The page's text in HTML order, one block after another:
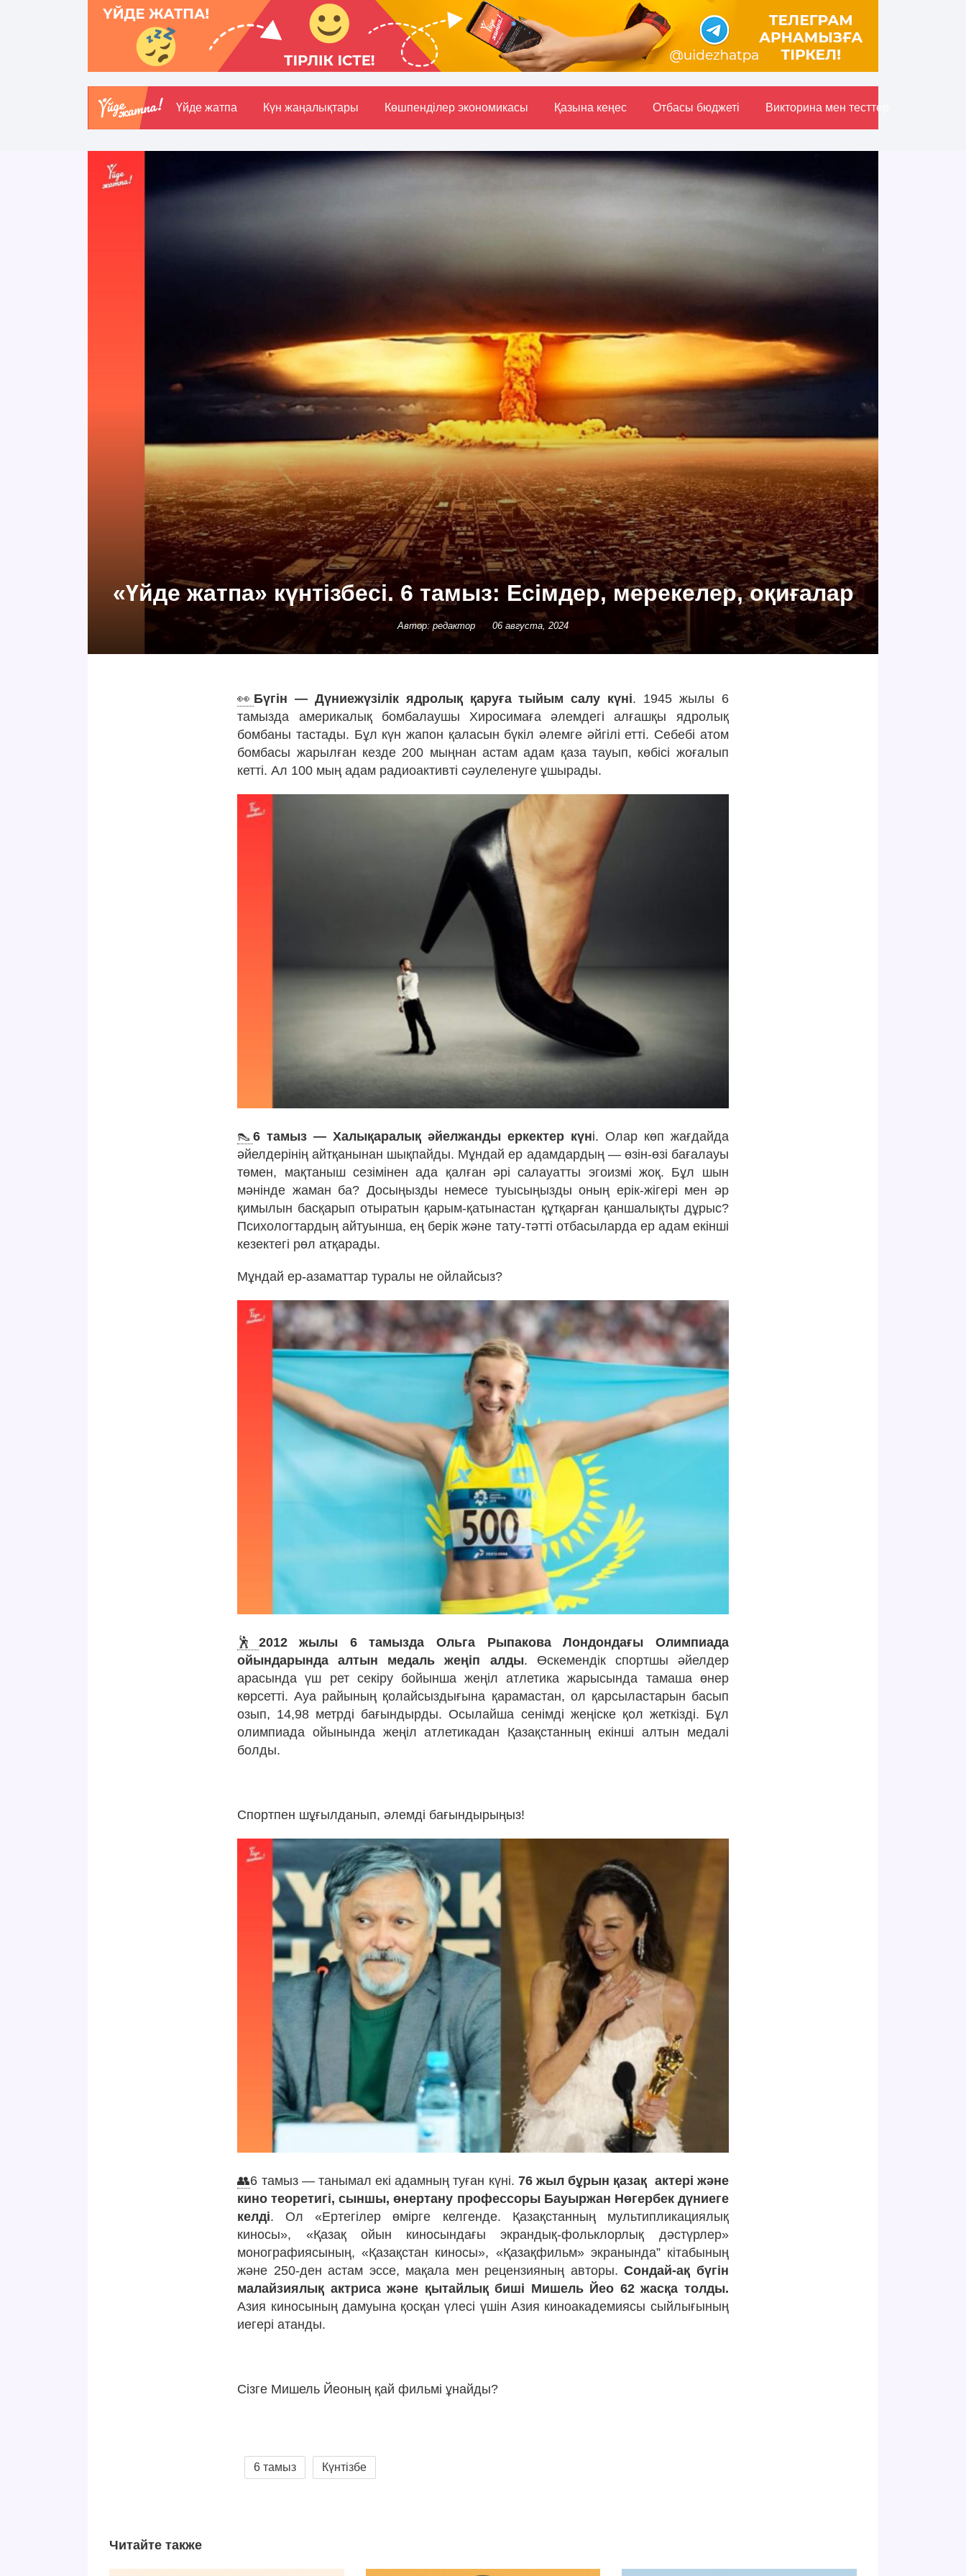
Үйде жатпа Күн жаңалықтары Көшпенділер экономикасы Қазына кеңес Отбасы бюджетi Викторина мен тесттер
«Үйде жатпа» күнтізбесі. 6 тамыз: Есімдер, мерекелер, оқиғалар
Автор: редактор 06 августа, 2024
👀 Бүгін — Дүниежүзілік ядролық қаруға тыйым салу күні. 1945 жылы 6
тамызда америкалық бомбалаушы Хиросимаға әлемдегі алғашқы ядролық
бомбаны тастады. Бұл күн жапон қаласын бүкіл әлемге әйгілі етті. Себебі атом
бомбасы жарылған кезде 200 мыңнан астам адам қаза тауып, көбісі жоғалып
кетті. Ал 100 мың адам радиоактивті сәулеленуге ұшырады.
👠6 тамыз — Халықаралық әйелжанды еркектер күні. Олар көп жағдайда
әйелдерінің айтқанынан шықпайды. Мұндай ер адамдардың — өзін-өзі бағалауы
төмен, мақтаныш сезімінен ада қалған әрі салауатты эгоизмі жоқ. Бұл шын
мәнінде жаман ба? Досыңызды немесе туысыңызды оның ерік-жігері мен әр
қимылын басқарып отыратын қарым-қатынастан құтқарған қаншалықты дұрыс?
Психологтардың айтуынша, ең берік және тату-тәтті отбасыларда ер адам екінші
кезектегі рөл атқарады.
Мұндай ер-азаматтар туралы не ойлайсыз?
🕺 2012 жылы 6 тамызда Ольга Рыпакова Лондондағы Олимпиада
ойындарында алтын медаль жеңіп алды. Өскемендік спортшы әйелдер
арасында үш рет секіру бойынша жеңіл атлетика жарысында тамаша өнер
көрсетті. Ауа райының қолайсыздығына қарамастан, ол қарсыластарын басып
озып, 14,98 метрді бағындырды. Осылайша сенімді жеңіске қол жеткізді. Бұл
олимпиада ойынында жеңіл атлетикадан Қазақстанның екінші алтын медалі
болды.
Спортпен шұғылданып, әлемді бағындырыңыз!
👥6 тамыз — танымал екі адамның туған күні. 76 жыл бұрын қазақ актері және
кино теоретигі, сыншы, өнертану профессоры Бауыржан Нөгербек дүниеге
келді. Ол «Ертегілер өмірге келгенде. Қазақстанның мультипликациялық
киносы», «Қазақ ойын киносындағы экрандық-фольклорлық дәстүрлер»
монографиясының, «Қазақстан киносы», «Қазақфильм» экранында” кітабының
және 250-ден астам эссе, мақала мен рецензияның авторы.Сондай-ақ бүгін
малайзиялық актриса және қытайлық биші Мишель Йео 62 жасқа толды.
Азия киносының дамуына қосқан үлесі үшін Азия киноакадемиясы сыйлығының
иегері атанды.
Сізге Мишель Йеоның қай фильмі ұнайды?
6 тамыз Күнтізбе
Читайте также